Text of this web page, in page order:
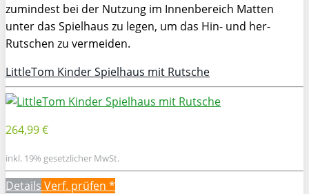
zumindest bei der Nutzung im Innenbereich Matten
unter das Spielhaus zu legen, um das Hin- und her-
Rutschen zu vermeiden.
LittleTom Kinder Spielhaus mit Rutsche
264,99 €
inkl. 19% gesetzlicher MwSt.
Details Verf. prüfen *